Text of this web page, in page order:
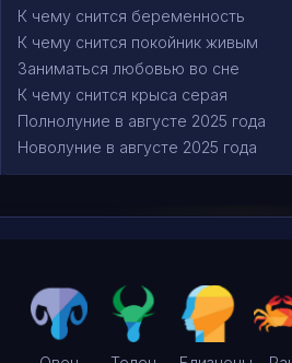
К чему снится беременность
К чему снится покойник живым
Заниматься любовью во сне
К чему снится крыса серая
Полнолуние в августе 2025 года
Новолуние в августе 2025 года